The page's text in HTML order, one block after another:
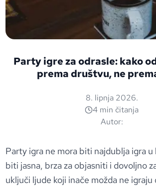
Party igre za odrasle: kako
prema društvu, ne
8. lipnja 2026.
4 min čitanja
Autor:
Party igra ne mora biti najdublja igra u
biti jasna, brza za objasniti i dovoljno
uključi ljude koji inače možda ne